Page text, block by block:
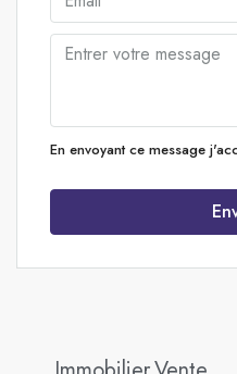
En envoyant ce message